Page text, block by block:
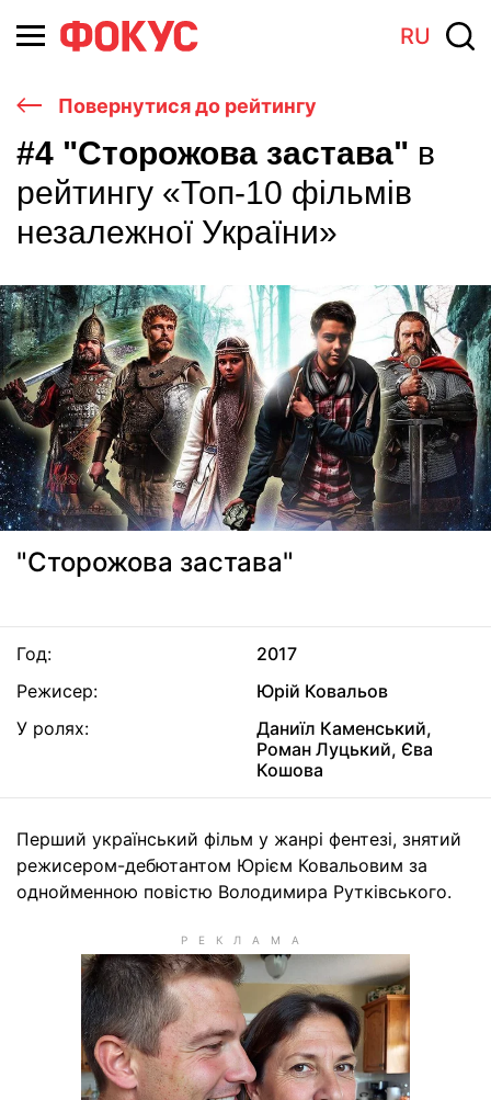
RU
Повернутися до рейтингу
#4 "Сторожова застава" в
рейтингу «Топ-10 фільмів
незалежної України»
"Сторожова застава"
Год:
2017
Режисер:
Юрій Ковальов
У ролях:
Даниїл Каменський,
Роман Луцький, Єва
Кошова
Перший український фільм у жанрі фентезі, знятий
режисером-дебютантом Юрієм Ковальовим за
однойменною повістю Володимира Рутківського.